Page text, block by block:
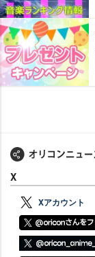
X
Xアカウント